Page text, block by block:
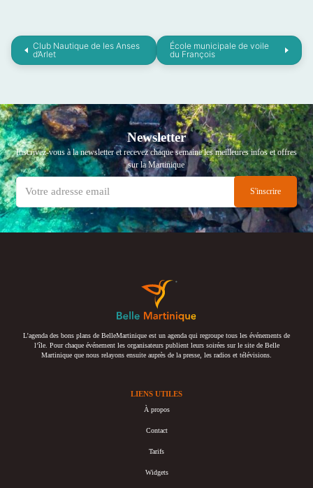
Club Nautique de les Anses
d’Arlet
École municipale de voile
du François
Newsletter
Inscrivez-vous à la newsletter et recevez chaque semaine les meilleures infos et offres
sur la Martinique
L’agenda des bons plans de BelleMartinique est un agenda qui regroupe tous les événements de
l’île. Pour chaque événement les organisateurs publient leurs soirées sur le site de Belle
Martinique que nous relayons ensuite auprès de la presse, les radios et télévisions.
LIENS UTILES
À propos
Contact
Tarifs
Widgets